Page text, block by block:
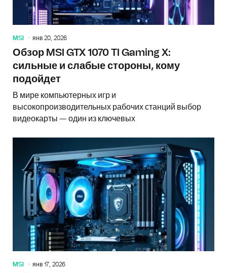
MSI янв 20, 2026
Обзор MSI GTX 1070 TI Gaming X:
сильные и слабые стороны, кому
подойдет
В мире компьютерных игр и
высокопроизводительных рабочих станций выбор
видеокарты — один из ключевых
MSI янв 17, 2026